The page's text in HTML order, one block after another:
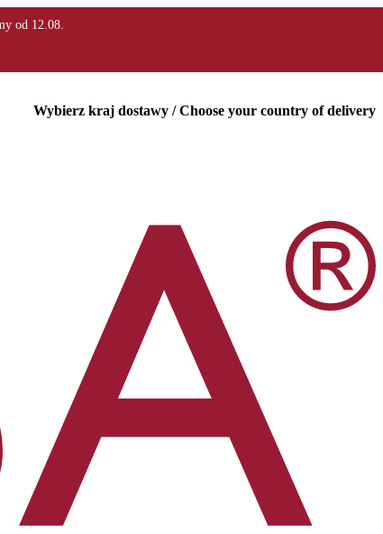
Wybierz kraj dostawy / Choose your country of delivery